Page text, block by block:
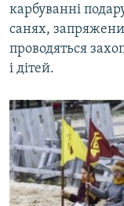
карбуванні
санях,
проводяться
і дітей.